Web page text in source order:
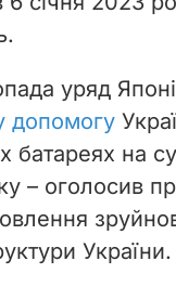
уряд
допомогу
батареях на
– оголосив
України.